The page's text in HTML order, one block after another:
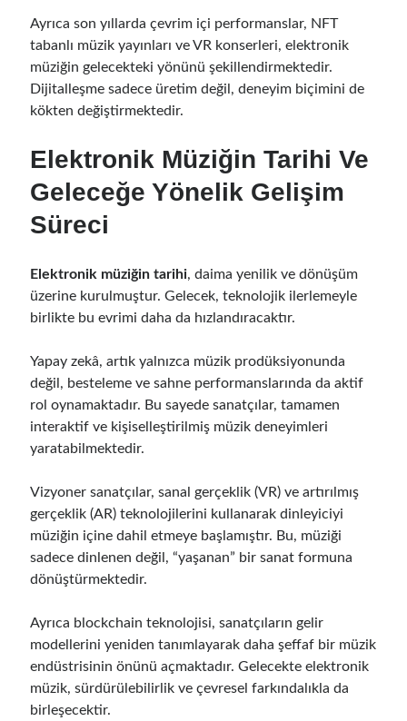
Ayrıca son yıllarda çevrim içi performanslar, NFT
tabanlı müzik yayınları ve VR konserleri, elektronik
müziğin gelecekteki yönünü şekillendirmektedir.
Dijitalleşme sadece üretim değil, deneyim biçimini de
kökten değiştirmektedir.
Elektronik Müziğin Tarihi Ve
Geleceğe Yönelik Gelişim
Süreci
Elektronik müziğin tarihi, daima yenilik ve dönüşüm
üzerine kurulmuştur. Gelecek, teknolojik ilerlemeyle
birlikte bu evrimi daha da hızlandıracaktır.
Yapay zekâ, artık yalnızca müzik prodüksiyonunda
değil, besteleme ve sahne performanslarında da aktif
rol oynamaktadır. Bu sayede sanatçılar, tamamen
interaktif ve kişiselleştirilmiş müzik deneyimleri
yaratabilmektedir.
Vizyoner sanatçılar, sanal gerçeklik (VR) ve artırılmış
gerçeklik (AR) teknolojilerini kullanarak dinleyiciyi
müziğin içine dahil etmeye başlamıştır. Bu, müziği
sadece dinlenen değil, “yaşanan” bir sanat formuna
dönüştürmektedir.
Ayrıca blockchain teknolojisi, sanatçıların gelir
modellerini yeniden tanımlayarak daha şeffaf bir müzik
endüstrisinin önünü açmaktadır. Gelecekte elektronik
müzik, sürdürülebilirlik ve çevresel farkındalıkla da
birleşecektir.